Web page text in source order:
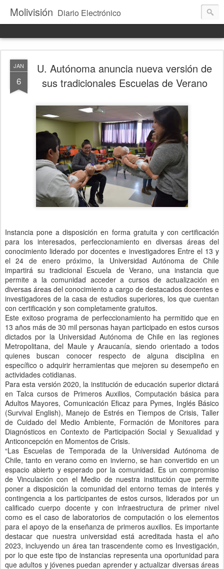
Molivisión Diario Electrónico
JAN
6
U. Autónoma anuncia nueva versión de
sus tradicionales Escuelas de Verano
Instancia pone a disposición en forma gratuita y con certificación
para los interesados, perfeccionamiento en diversas áreas del
conocimiento liderado por docentes e investigadores Entre el 13 y
el 24 de enero próximo, la Universidad Autónoma de Chile
impartirá su tradicional Escuela de Verano, una instancia que
permite a la comunidad acceder a cursos de actualización en
diversas áreas del conocimiento a cargo de destacados docentes e
investigadores de la casa de estudios superiores, los que cuentan
con certificación y son completamente gratuitos.
Este exitoso programa de perfeccionamiento ha permitido que en
13 años más de 30 mil personas hayan participado en estos cursos
dictados por la Universidad Autónoma de Chile en las regiones
Metropolitana, del Maule y Araucanía, siendo orientado a todos
quienes buscan conocer respecto de alguna disciplina en
específico o adquirir herramientas que mejoren su desempeño en
actividades cotidianas.
Para esta versión 2020, la institución de educación superior dictará
en Talca cursos de Primeros Auxilios, Computación básica para
Adultos Mayores, Comunicación Eficaz para Pymes, Inglés Básico
(Survival English), Manejo de Estrés en Tiempos de Crisis, Taller
de Cuidado del Medio Ambiente, Formación de Monitores para
Diagnósticos en Contexto de Participación Social y Sexualidad y
Anticoncepción en Momentos de Crisis.
“Las Escuelas de Temporada de la Universidad Autónoma de
Chile, tanto en verano como en invierno, se han convertido en un
espacio abierto y esperado por la comunidad. Es un compromiso
de Vinculación con el Medio de nuestra institución que permite
poner a disposición la comunidad del entorno temas de interés y
contingencia a los participantes de estos cursos, liderados por un
calificado cuerpo docente y con infraestructura de primer nivel
como es el caso de laboratorios de computación o los elementos
para el apoyo de la enseñanza de primeros auxilios. Es importante
destacar que nuestra universidad está acreditada hasta el año
2023, incluyendo un área tan trascendente como es Investigación,
por lo que este tipo de instancias representa una oportunidad para
que adultos y jóvenes puedan aprender y actualizar diversas áreas